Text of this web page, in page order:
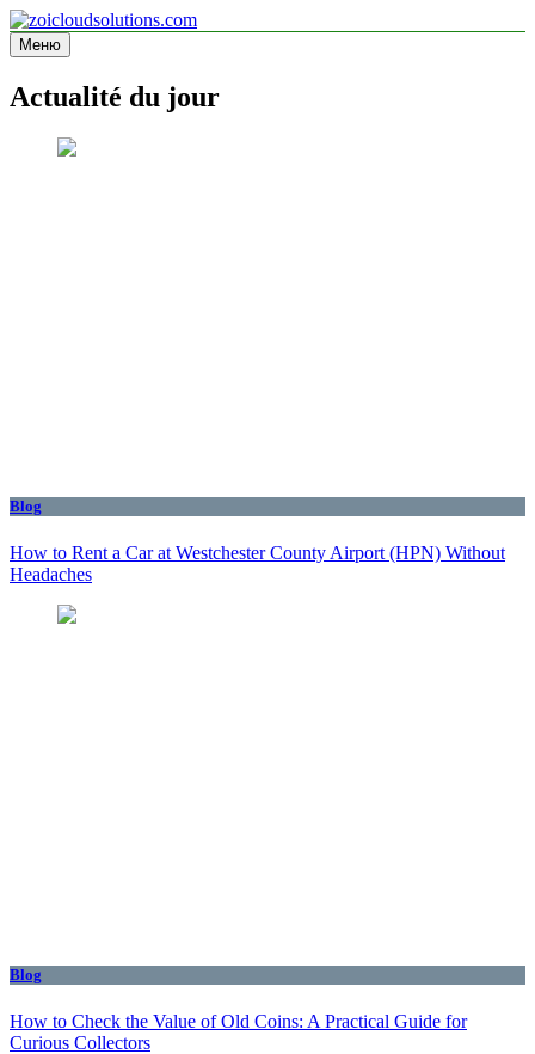
Перейти
к
содержимому
zoicloudsolutions.com
Меню
Actualité du jour
Blog
How to Rent a Car at Westchester County Airport (HPN) Without
Headaches
Blog
How to Check the Value of Old Coins: A Practical Guide for
Curious Collectors